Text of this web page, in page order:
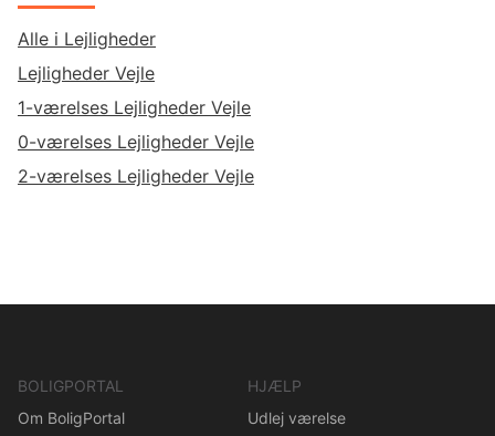
Alle i Lejligheder
Lejligheder Vejle
1-værelses Lejligheder Vejle
0-værelses Lejligheder Vejle
2-værelses Lejligheder Vejle
BOLIGPORTAL
Om BoligPortal
HJÆLP
Udlej værelse